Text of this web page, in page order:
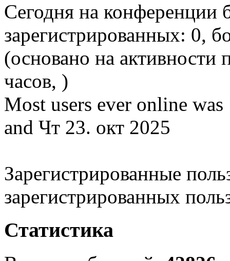
Сегодня на конференции
зарегистрированных: 0,
(основано на активности
часов, )
Most users ever online was
and Чт 23. окт 2025
Зарегистрированные
зарегистрированных
Статистика